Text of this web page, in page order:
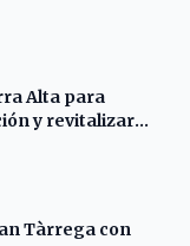
Alta para
y revitalizar
Tàrrega con